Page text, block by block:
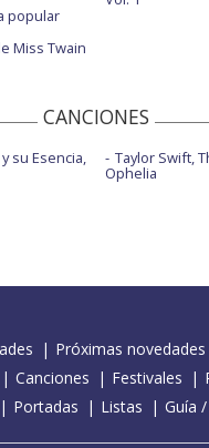
popular
Miss Twain
CANCIONES
su Esencia, Taylor Swift,
Ophelia
Próximas novedades
Canciones Festivales
Portadas Listas Guía